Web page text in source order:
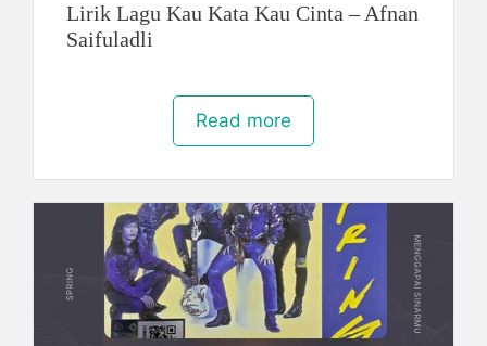
Lirik Lagu Kau Kata Kau Cinta – Afnan
Saifuladli
Read more